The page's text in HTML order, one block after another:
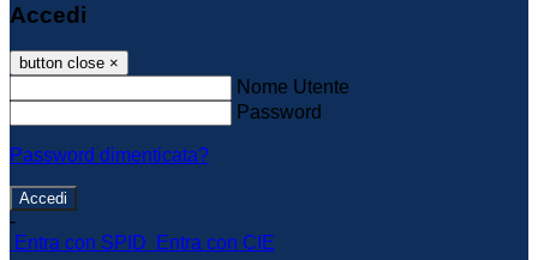
Accedi
button close ×
Nome Utente
Password
Password dimenticata?
-
Entra con SPID
Entra con CIE